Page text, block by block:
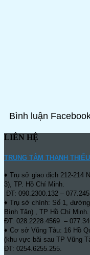
Bình luận
LIÊN HỆ
TRUNG TÂM THANH
♦ Trụ sở giao dịch 212-214
3), TP. Hồ Chí Minh.
ĐT: 090.2300.132 –
♦ Trụ sở chính: Số 1,
Bình Tân) , TP Hồ Chí Minh.
ĐT: 028.2228.4569 –
♦ Cơ sở Vũng Tàu: 16 Hồ
(khu vực bãi sau TP Vũng
ĐT: 0254.6255.255.